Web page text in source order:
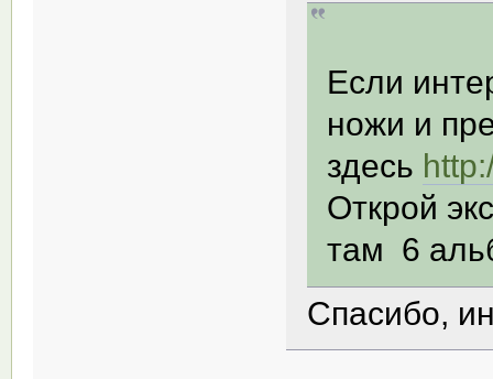
Если
ножи и
здесь
Открой
там 6
Спасибо,